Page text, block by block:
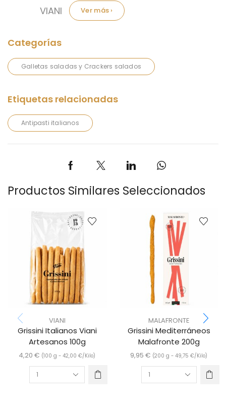
VIANI
Galletas saladas y Crackers salados
Antipasti italianos
Productos Similares Seleccionados
VIANI
Grissini Italianos Viani
Artesanos 100g
4,20€ (100 g -42,00€/Kilo)
MALAFRONTE
Grissini Mediterráneos
Malafronte 200g
9,95€ (200 g -49,75€/Kilo)